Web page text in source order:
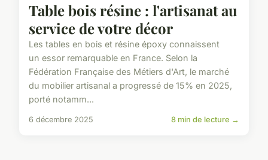
Table bois résine : l'artisanat au
service de votre décor
Les tables en bois et résine époxy connaissent
un essor remarquable en France. Selon la
Fédération Française des Métiers d'Art, le marché
du mobilier artisanal a progressé de 15% en 2025,
porté notamm...
6 décembre 2025 8 min de lecture →